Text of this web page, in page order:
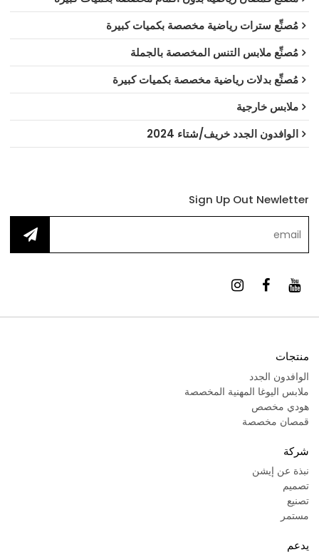
مُصنِّع سترات رياضية مخصصة بكميات كبيرة
مُصنِّع ملابس التنس المخصصة بالجملة
مُصنِّع بدلات رياضية مخصصة بكميات كبيرة
ملابس خارجية
الوافدون الجدد خريف/شتاء 2024
Sign Up Out Newletter
منتجات
الوافدون الجدد
ملابس اليوغا المهنية المخصصة
هودي مخصص
قمصان مخصصة
شركة
نبذة عن إيشن
تصميم
تصنيع
مستمر
يدعم